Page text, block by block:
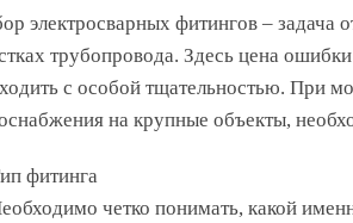
электросварных фитингов – задача
трубопровода. Здесь цена
с особой тщательностью. При
на крупные объекты,
фитинга
четко понимать, какой